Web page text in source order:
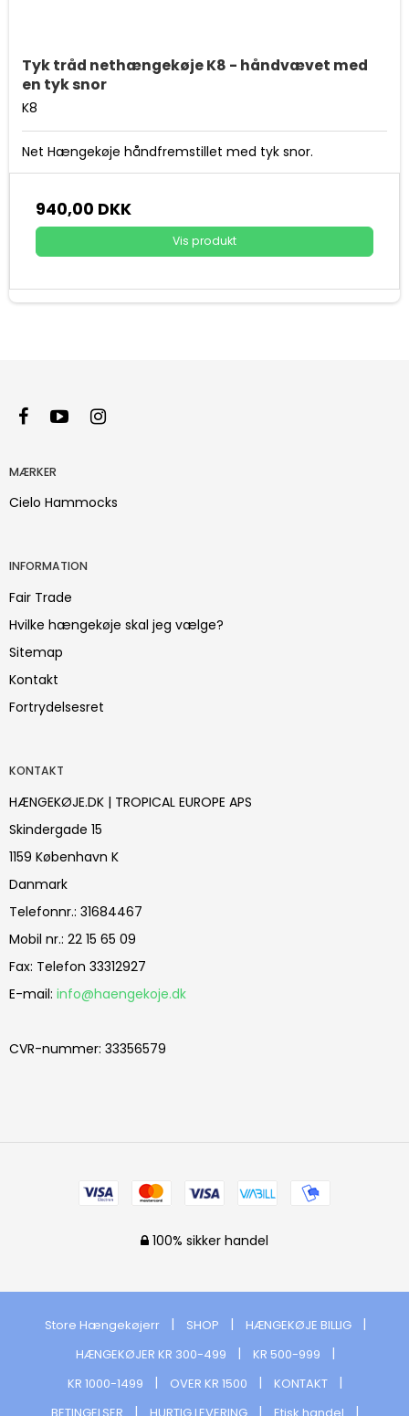
Tyk tråd nethængekøje K8 - håndvævet med
en tyk snor
K8
Net Hængekøje håndfremstillet med tyk snor.
940,00 DKK
Vis produkt
MÆRKER
Cielo Hammocks
INFORMATION
Fair Trade
Hvilke hængekøje skal jeg vælge?
Sitemap
Kontakt
Fortrydelsesret
KONTAKT
HÆNGEKØJE.DK | TROPICAL EUROPE APS
Skindergade 15
1159 København K
Danmark
Telefonnr.: 31684467
Mobil nr.: 22 15 65 09
Fax: Telefon 33312927
E-mail: info@haengekoje.dk
CVR-nummer: 33356579
100% sikker handel
Store Hængekøjerr SHOP
HÆNGEKØJE BILLIG
HÆNGEKØJER KR 300-499
KR 500-999
KR 1000-1499
OVER KR 1500
KONTAKT
BETINGELSER
HURTIG LEVERING Etisk handel